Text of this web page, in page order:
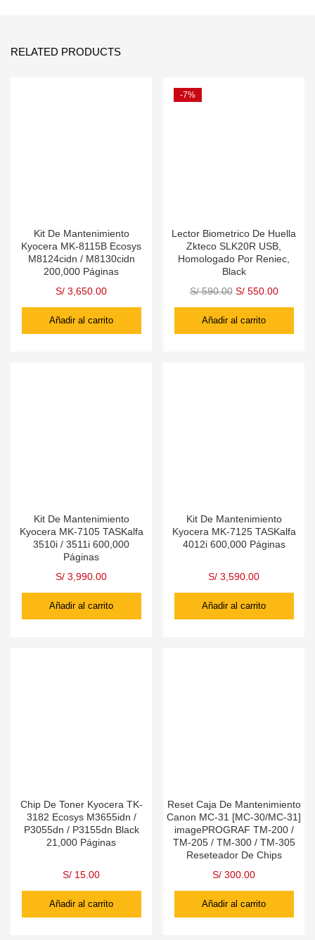
RELATED PRODUCTS
Kit De Mantenimiento
Kyocera MK-8115B Ecosys
M8124cidn / M8130cidn
200,000 Páginas
S/ 3,650.00
Añadir al carrito
-7%
Lector Biometrico De Huella
Zkteco SLK20R USB,
Homologado Por Reniec,
Black
S/590.00 S/550.00
Añadir al carrito
Kit De Mantenimiento
Kyocera MK-7105 TASKalfa
3510i / 3511i 600,000
Páginas
S/ 3,990.00
Añadir al carrito
Kit De Mantenimiento
Kyocera MK-7125 TASKalfa
4012i 600,000 Páginas
S/ 3,590.00
Añadir al carrito
Chip De Toner Kyocera TK-
3182 Ecosys M3655idn /
P3055dn / P3155dn Black
21,000 Páginas
S/ 15.00
Añadir al carrito
Reset Caja De Mantenimiento
Canon MC-31 [MC-30/MC-31]
imagePROGRAF TM-200 /
TM-205 / TM-300 / TM-305
Reseteador De Chips
S/ 300.00
Añadir al carrito